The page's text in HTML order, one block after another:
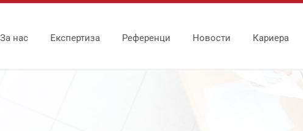
За нас Експертиза Референци Новости Кариера